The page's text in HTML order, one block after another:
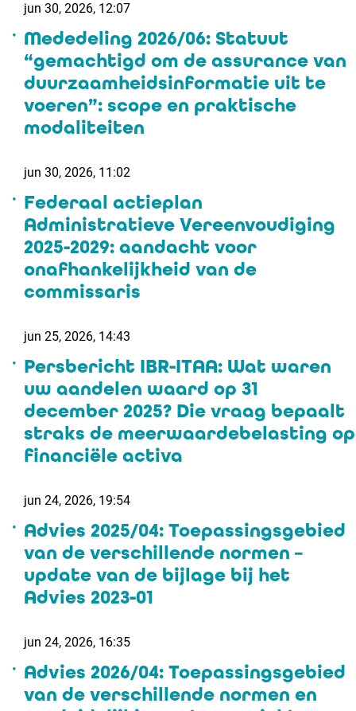
jun 30, 2026, 12:07
Mededeling 2026/06: Statuut
“gemachtigd om de assurance van
duurzaamheidsinformatie uit te
voeren”: scope en praktische
modaliteiten
jun 30, 2026, 11:02
Federaal actieplan
Administratieve Vereenvoudiging
2025-2029: aandacht voor
onafhankelijkheid van de
commissaris
jun 25, 2026, 14:43
Persbericht IBR-ITAA: Wat waren
uw aandelen waard op 31
december 2025? Die vraag bepaalt
straks de meerwaardebelasting op
financiële activa
jun 24, 2026, 19:54
Advies 2025/04: Toepassingsgebied
van de verschillende normen –
update van de bijlage bij het
Advies 2023-01
jun 24, 2026, 16:35
Advies 2026/04: Toepassingsgebied
van de verschillende normen en